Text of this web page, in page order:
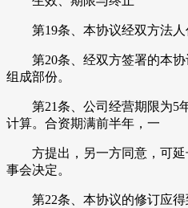
第19条、本协议经双方法人
第20条、经双方签署的本协
组成部份。
第21条、公司经营期限为5
计算。合资期满前半年，一
方提出，另一方同意，可延
事会决定。
第22条、本协议的修订应得